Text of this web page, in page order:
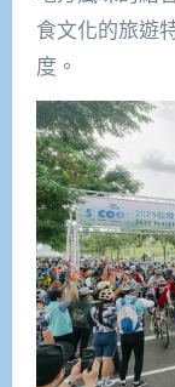
食文化的旅遊
度。